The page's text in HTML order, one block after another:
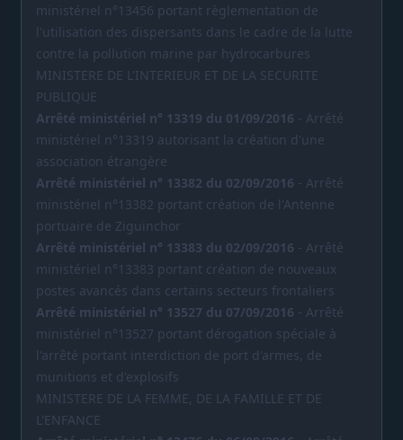
ministériel n°13456 portant règlementation de
l'utilisation des dispersants dans le cadre de la lutte
contre la pollution marine par hydrocarbures
MINISTERE DE L'INTERIEUR ET DE LA SECURITE
PUBLIQUE
Arrêté ministériel n° 13319 du 01/09/2016 - Arrêté
ministériel n°13319 autorisant la création d'une
association étrangère
Arrêté ministériel n° 13382 du 02/09/2016 - Arrêté
ministériel n°13382 portant création de l'Antenne
portuaire de Ziguinchor
Arrêté ministériel n° 13383 du 02/09/2016 - Arrêté
ministériel n°13383 portant création de nouveaux
postes avancés dans certains secteurs frontaliers
Arrêté ministériel n° 13527 du 07/09/2016 - Arrêté
ministériel n°13527 portant dérogation spéciale à
l'arrêté portant interdiction de port d'armes, de
munitions et d'explosifs
MINISTERE DE LA FEMME, DE LA FAMILLE ET DE
L'ENFANCE